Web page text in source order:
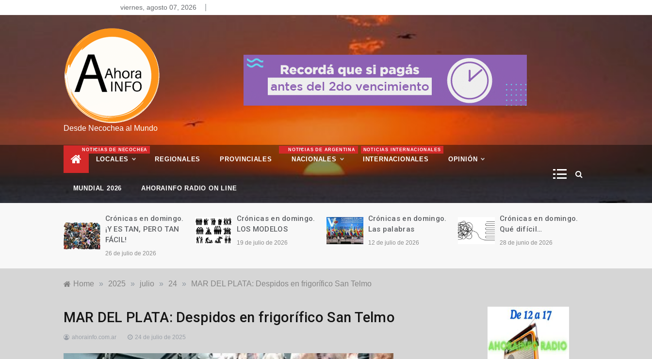
to
viernes, agosto 07, 2026
Desde Necochea al Mundo
LOCALES
NOTICIAS DE NECOCHEA
REGIONALES PROVINCIALES NACIONALES
NOTICIAS DE ARGENTINA
INTERNACIONALES
NOTICIAS INTERNACIONALES
OPINIÓN
MUNDIAL 2026 AHORAINFO RADIO ON LINE
Crónicas en domingo.
¡Y ES TAN, PERO TAN
FÁCIL!
26 de julio de 2026
Crónicas en domingo.
LOS MODELOS
19 de julio de 2026
Crónicas en domingo.
Las palabras
12 de julio de 2026
Crónicas en domingo.
Qué difícil…
28 de junio de 2026
Home » 2025 » julio » 24 » MAR DEL PLATA: Despidos en frigorífico San Telmo
Regionales
MAR DEL PLATA: Despidos en frigorífico San Telmo
ahorainfo.com.ar 24 de julio de 2025